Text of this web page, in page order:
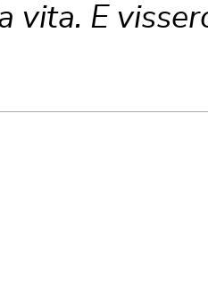
vita. E